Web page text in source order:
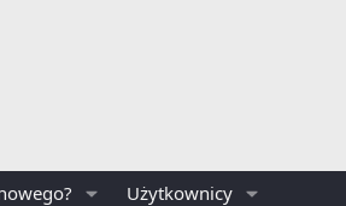
Użytkownicy